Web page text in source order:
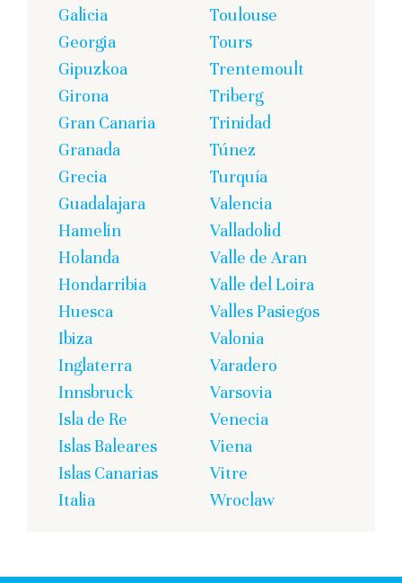
Galicia
Georgia
Gipuzkoa
Girona
Gran Canaria
Granada
Grecia
Guadalajara
Hamelin
Holanda
Hondarribia
Huesca
Ibiza
Inglaterra
Innsbruck
Isla de Re
Islas Baleares
Islas Canarias
Italia
Toulouse
Tours
Trentemoult
Triberg
Trinidad
Túnez
Turquía
Valencia
Valladolid
Valle de Aran
Valle del Loira
Valles Pasiegos
Valonia
Varadero
Varsovia
Venecia
Viena
Vitre
Wroclaw